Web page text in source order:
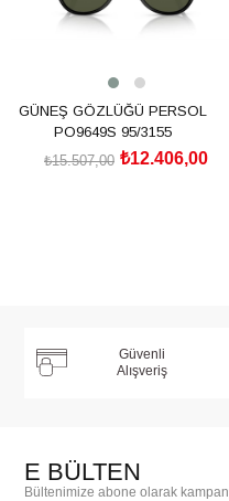
GÜNEŞ GÖZLÜĞÜ PERSOL
PO9649S 95/3155
₺12.406,00
₺15.507,00
Güvenli
Alışveriş
E BÜLTEN
Bültenimize abone olarak